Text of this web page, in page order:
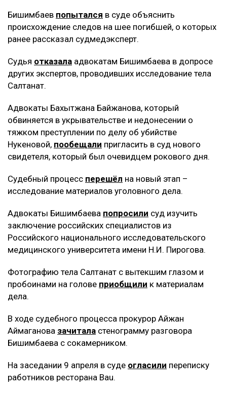
Бишимбаев попытался в суде объяснить
происхождение следов на шее погибшей, о которых
ранее рассказал судмедэксперт.
Судья отказала адвокатам Бишимбаева в допросе
других экспертов, проводивших исследование тела
Салтанат.
Адвокаты Бахытжана Байжанова, который
обвиняется в укрывательстве и недонесении о
тяжком преступлении по делу об убийстве
Нукеновой, пообещали пригласить в суд нового
свидетеля, который был очевидцем рокового дня.
Судебный процесс перешёл на новый этап –
исследование материалов уголовного дела.
Адвокаты Бишимбаева попросили суд изучить
заключение российских специалистов из
Российского национального исследовательского
медицинского университета имени Н.И. Пирогова.
Фотографию тела Салтанат с вытекшим глазом и
пробоинами на голове приобщили к материалам
дела.
В ходе судебного процесса прокурор Айжан
Аймаганова зачитала стенограмму разговора
Бишимбаева с сокамерником.
На заседании 9 апреля в суде огласили переписку
работников ресторана Bau.